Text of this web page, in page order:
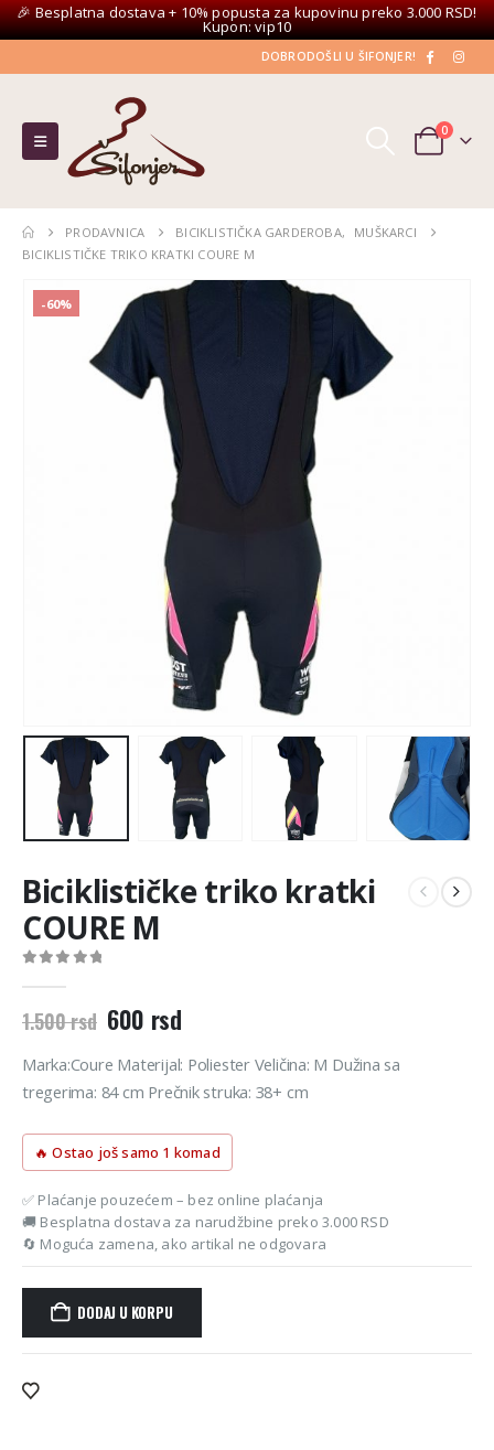
🎉 Besplatna dostava + 10% popusta za kupovinu preko 3.000 RSD!
Kupon: vip10
DOBRODOŠLI U ŠIFONJER!
0
PRODAVNICA BICIKLISTIČKA GARDEROBA,
MUŠKARCI
BICIKLISTIČKE TRIKO KRATKI COURE M
-60%
Biciklističke triko kratki
COURE M
1.500rsd Originalna
cena
je
bila:
600 rsdTrenutna
cena
je:
600 rsd.
Marka:Coure Materijal: Poliester Veličina: M Dužina sa
tregerima: 84 cm Prečnik struka: 38+ cm
🔥 Ostao još samo 1 komad
✅ Plaćanje pouzećem – bez online plaćanja
🚚 Besplatna dostava za narudžbine preko 3.000 RSD
🔄 Moguća zamena, ako artikal ne odgovara
DODAJ U KORPU
Alternative: